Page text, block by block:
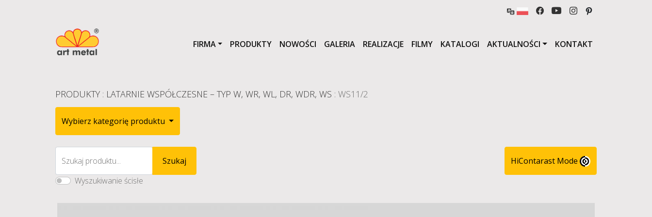
FIRMA PRODUKTY NOWOŚCI GALERIA REALIZACJE FILMY KATALOGI AKTUALNOŚCI KONTAKT
PRODUKTY : LATARNIE WSPÓŁCZESNE – TYP W, WR, WL, DR, WDR, WS : WS11/2
Wybierz kategorię produktu
Szukaj produktu...
Szukaj
Wyszukiwanie ścisłe
HiContarast Mode